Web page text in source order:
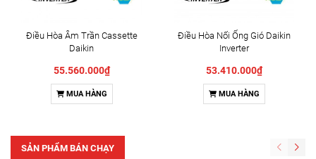
Điều Hòa Âm Trần Cassette
Daikin
55.560.000₫
MUA HÀNG
Điều Hòa Nối Ống Gió Daikin
Inverter
53.410.000₫
MUA HÀNG
SẢN PHẨM BÁN CHẠY